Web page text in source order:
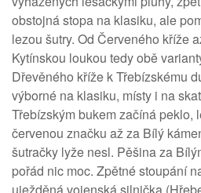
obstojná stopa na klasiku, ale
lezou šutry. Od Červeného kříže
Kytínskou loukou tedy obě
Dřevěného kříže k Třebízskému
výborné na klasiku, místy i na
Třebízským bukem začíná peklo,
červenou značku až za Bílý
šutračky lyže nesl. Pěšina za
pořád nic moc. Zpětné stoupání